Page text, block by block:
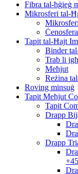
Fibra tal-ħġieġ
Mikrosferi tal-
Tapit tal-Ħajt
Binder
Trab li
Meħjut
Reżina
Roving minsuġ
Tapit Meħjut
Tapit
Drapp
Drapp